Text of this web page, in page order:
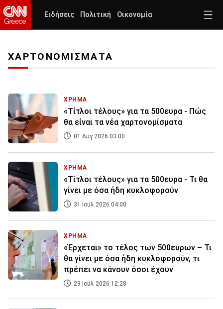
Ειδήσεις Πολιτική Οικονομία
ΧΑΡΤΟΝΟΜΙΣΜΑΤΑ
ΧΡΗΜΑ
«Τίτλοι τέλους» για τα 500ευρα - Πώς
θα είναι τα νέα χαρτονομίσματα
01 Αυγ 2026 03:00
ΧΡΗΜΑ
«Τίτλοι τέλους» για τα 500ευρα - Τι θα
γίνει με όσα ήδη κυκλοφορούν
31 Ιουλ 2026 04:00
ΧΡΗΜΑ
«Έρχεται» το τέλος των 500ευρων – Τι
θα γίνει με όσα ήδη κυκλοφορούν, τι
πρέπει να κάνουν όσοι έχουν
29 Ιουλ 2026 12:28